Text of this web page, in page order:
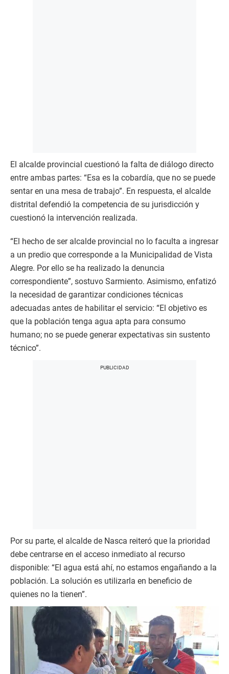
El alcalde provincial cuestionó la falta de diálogo directo
entre ambas partes: “Esa es la cobardía, que no se puede
sentar en una mesa de trabajo”. En respuesta, el alcalde
distrital defendió la competencia de su jurisdicción y
cuestionó la intervención realizada.
“El hecho de ser alcalde provincial no lo faculta a ingresar
a un predio que corresponde a la Municipalidad de Vista
Alegre. Por ello se ha realizado la denuncia
correspondiente”, sostuvo Sarmiento. Asimismo, enfatizó
la necesidad de garantizar condiciones técnicas
adecuadas antes de habilitar el servicio: “El objetivo es
que la población tenga agua apta para consumo
humano; no se puede generar expectativas sin sustento
técnico”.
Por su parte, el alcalde de Nasca reiteró que la prioridad
debe centrarse en el acceso inmediato al recurso
disponible: “El agua está ahí, no estamos engañando a la
población. La solución es utilizarla en beneficio de
quienes no la tienen”.